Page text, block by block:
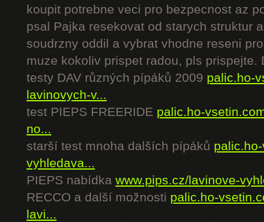
koupit potrebne veci pro bezpecnost az
psal Pajka resekovat od starych struktur
soudrzny oddil a vybrat vhodne reseni
muze kokoliv prispet radou, pls prispejte.
testy DAV různých pípáků 2009 palic.ho-
lavinovych-v...
test PIEPS FREERIDE palic.ho-
no...
starší test mnoha dalších pípáků
vyhledava...
PIEPS nabídka www.pips.cz/lavinove-
RECCO a další možnosti palic.ho-
lavi...